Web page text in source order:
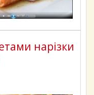
нарізки